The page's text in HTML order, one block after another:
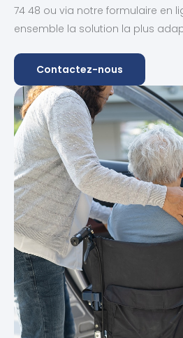
74 48 ou via notre formulaire en
ensemble la solution la plus
Contactez-nous